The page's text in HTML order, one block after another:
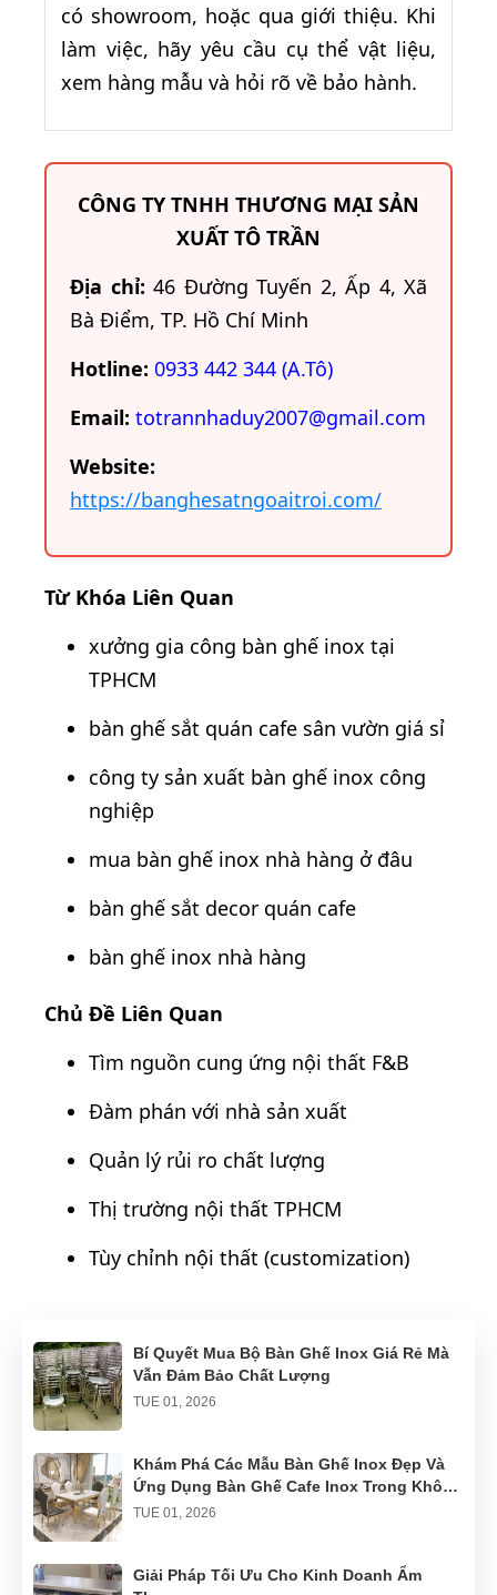
có showroom, hoặc qua giới thiệu. Khi
làm việc, hãy yêu cầu cụ thể vật liệu,
xem hàng mẫu và hỏi rõ về bảo hành.
CÔNG TY TNHH THƯƠNG MẠI SẢN
XUẤT TÔ TRẦN
Địa chỉ: 46 Đường Tuyến 2, Ấp 4, Xã
Bà Điểm, TP. Hồ Chí Minh
Hotline: 0933 442 344 (A.Tô)
Email: totrannhaduy2007@gmail.com
Website:
https://banghesatngoaitroi.com/
Từ Khóa Liên Quan
xưởng gia công bàn ghế inox tại
TPHCM
bàn ghế sắt quán cafe sân vườn giá sỉ
công ty sản xuất bàn ghế inox công
nghiệp
mua bàn ghế inox nhà hàng ở đâu
bàn ghế sắt decor quán cafe
bàn ghế inox nhà hàng
Chủ Đề Liên Quan
Tìm nguồn cung ứng nội thất F&B
Đàm phán với nhà sản xuất
Quản lý rủi ro chất lượng
Thị trường nội thất TPHCM
Tùy chỉnh nội thất (customization)
Bí Quyết Mua Bộ Bàn Ghế Inox Giá Rẻ Mà
Vẫn Đảm Bảo Chất Lượng
TUE 01, 2026
Khám Phá Các Mẫu Bàn Ghế Inox Đẹp Và
Ứng Dụng Bàn Ghế Cafe Inox Trong Không
Gian Ngoài Trời
TUE 01, 2026
Giải Pháp Tối Ưu Cho Kinh Doanh Ẩm